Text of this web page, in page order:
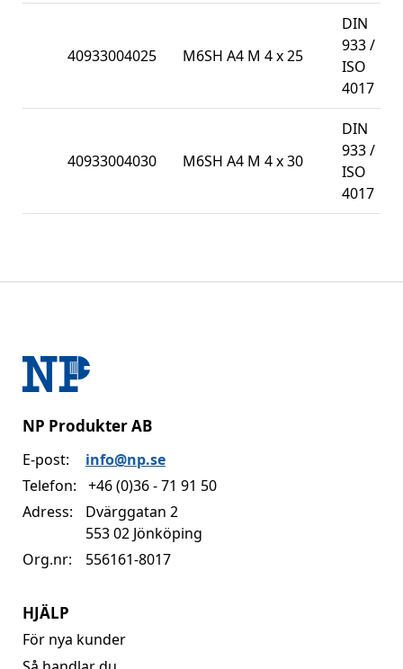
40933004025 M6SH A4 M 4 x 25
DIN
933 /
ISO
4017
40933004030 M6SH A4 M 4 x 30
DIN
933 /
ISO
4017
NP Produkter AB
E-post:
info@np.se
Telefon:
+46 (0)36 - 71 91 50
Adress:
Dvärggatan 2
553 02 Jönköping
Org.nr:
556161-8017
HJÄLP
För nya kunder